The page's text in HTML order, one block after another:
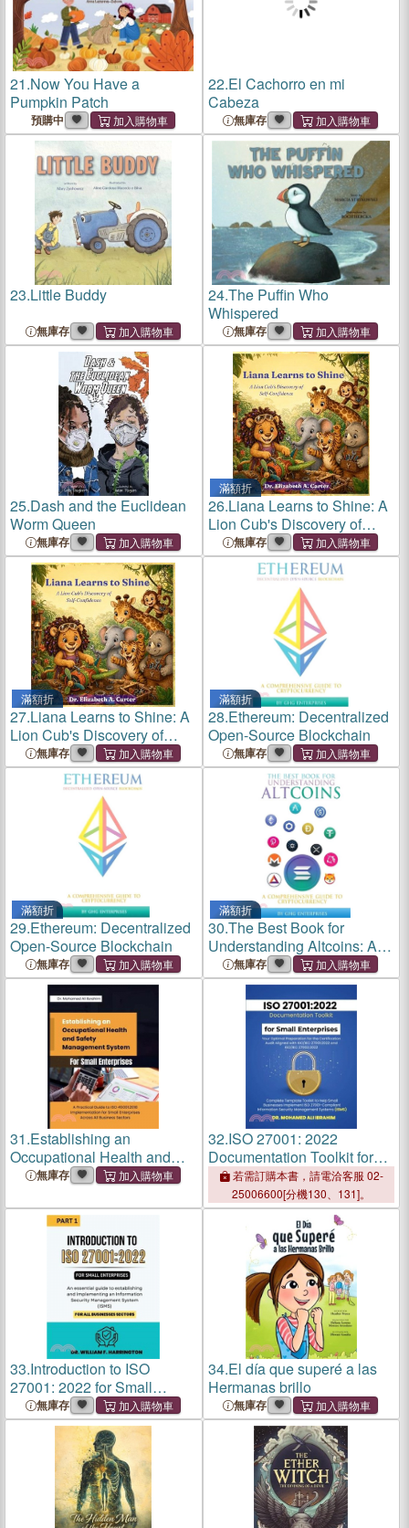
21.Now You Have a
Pumpkin Patch
預購中
22.El Cachorro en mi
Cabeza
無庫存
23.Little Buddy
無庫存
24.The Puffin Who
Whispered
無庫存
25.Dash and the Euclidean
Worm Queen
無庫存
滿額折
26.Liana Learns to Shine: A
Lion Cub's Discovery of
Self-Confidence
無庫存
滿額折
27.Liana Learns to Shine: A
Lion Cub's Discovery of
Self-Confidence
無庫存
滿額折
28.Ethereum: Decentralized
Open-Source Blockchain
無庫存
滿額折
29.Ethereum: Decentralized
Open-Source Blockchain
無庫存
滿額折
30.The Best Book for
Understanding Altcoins: A
Comprehensive Guide to
Cryptocurrency
無庫存
31.Establishing an
Occupational Health and
Safety Management System
Practical Guide to ISO
45001:2018 Implementation
for Small E
無庫存
32.ISO 27001: 2022
Documentation Toolkit for
Small Enterprises Your
Optimal Preparation for the
Certification Audit: Aligned
with ISO/IEC 27001:2022
若需訂購本書，請電洽客服 02-
25006600[分機130、131]。
33.Introduction to ISO
27001: 2022 for Small
Enterprises Part 1: An
essential guide to
establishing and
implementing an Information
Security Management S
無庫存
34.El día que superé a las
Hermanas brillo
無庫存